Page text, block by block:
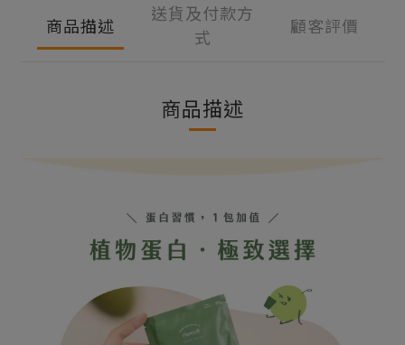
商品描述
送貨及付款方
式
顧客評價
商品描述